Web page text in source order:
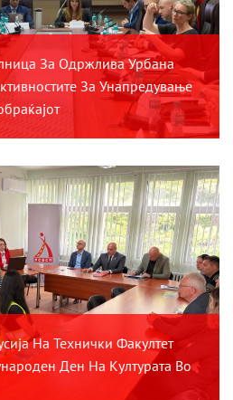
За Одржлива Урбана
За Унапредување
На Технички Факултет
Ден На Културата Во